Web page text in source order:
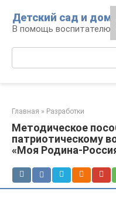
контенту
Детский сад и дом
В помощь воспитателю
Главная » Разработки
Методическое
патриотическому
«Моя Родина-